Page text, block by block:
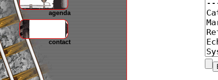
agenda
contact